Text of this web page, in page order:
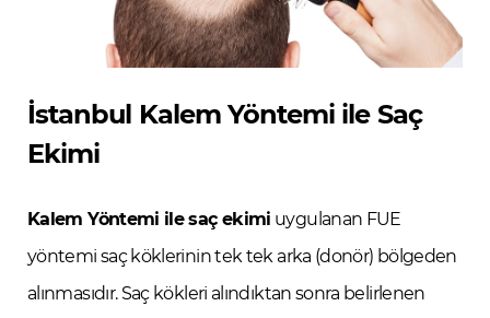
İstanbul Kalem Yöntemi ile Saç
Ekimi
Kalem Yöntemi ile saç ekimi uygulanan FUE
yöntemi saç köklerinin tek tek arka (donör) bölgeden
alınmasıdır. Saç kökleri alındıktan sonra belirlenen